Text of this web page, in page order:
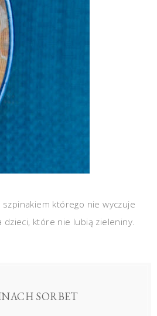
którego nie wyczuje
które nie lubią zieleniny.
SORBET